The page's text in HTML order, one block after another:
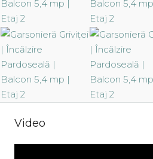
Video